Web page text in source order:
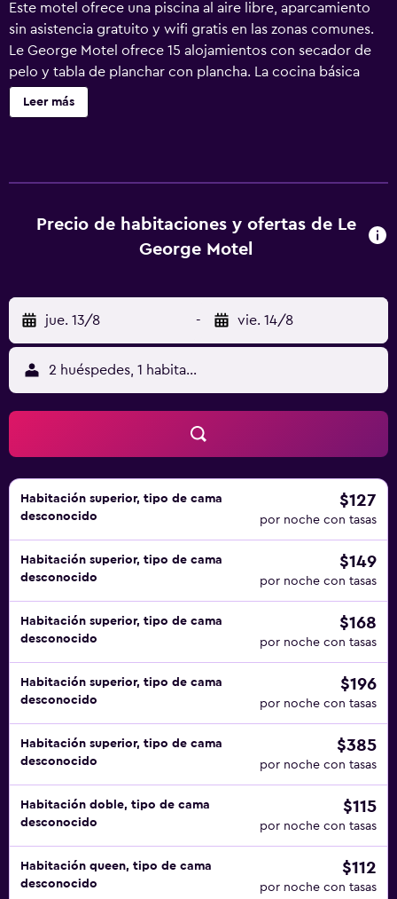
Este motel ofrece una piscina al aire libre, aparcamiento
sin asistencia gratuito y wifi gratis en las zonas comunes.
Le George Motel ofrece 15 alojamientos con secador de
pelo y tabla de planchar con plancha. La cocina básica
está dotada de microondas y utensilios de cocina. Los
baños están equipados con ducha y artículos de higiene
este motel incluyen una piscina al aire libre.
Leer más
Precio de habitaciones y ofertas de Le
George Motel
jue. 13/8 - vie. 14/8
2 huéspedes, 1 habitación
Habitación superior, tipo de cama
desconocido
$127
por noche con tasas
Habitación superior, tipo de cama
desconocido
$149
por noche con tasas
Habitación superior, tipo de cama
desconocido
$168
por noche con tasas
Habitación superior, tipo de cama
desconocido
$196
por noche con tasas
Habitación superior, tipo de cama
desconocido
$385
por noche con tasas
Habitación doble, tipo de cama
desconocido
$115
por noche con tasas
Habitación queen, tipo de cama
desconocido
$112
por noche con tasas